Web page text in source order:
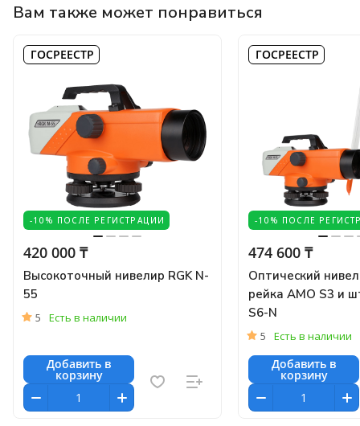
Вам также может понравиться
-10% ПОСЛЕ РЕГИСТРАЦИИ
ГОСРЕЕСТР
420 000 ₸
Высокоточный нивелир RGK N-
55
5 Есть в наличии
Добавить в
корзину
-10% ПОСЛЕ
ГОСРЕЕСТР
474 600 ₸
Оптический
рейка AMO S3 и
S6-N
5 Есть в наличии
Добавить в
корзину